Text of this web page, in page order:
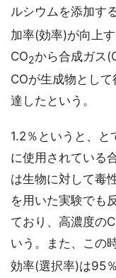
ルシウムを添加す
加率(効率)が向上
CO2から合成ガス
COが生成物とし
達したという。
1.2％というと、と
に使用されている
は生物に対して毒
を用いた実験でも
ており、高濃度の
いう。また、この
効率(選択率)は95